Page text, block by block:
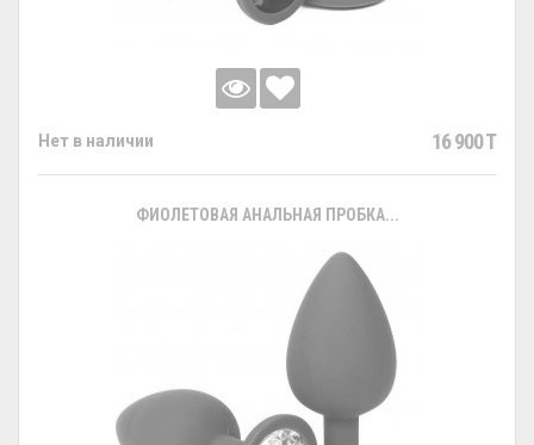
Нет в наличии 16 900 T
ФИОЛЕТОВАЯ АНАЛЬНАЯ ПРОБКА...